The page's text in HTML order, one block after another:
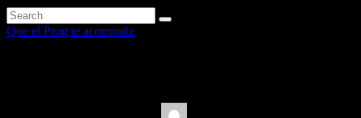
Que el Prog te acompañe